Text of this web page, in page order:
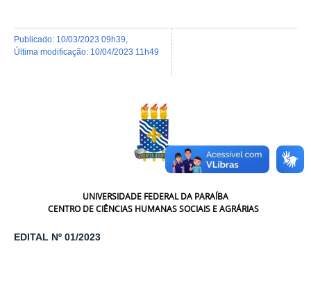
publicado: 10/03/2023 09h39
última modificação: 10/04/2023 11h49
UNIVERSIDADE FEDERAL DA PARAÍBA
CENTRO DE CIÊNCIAS HUMANAS SOCIAIS E AGRÁRIAS
EDITAL Nº 01/2023